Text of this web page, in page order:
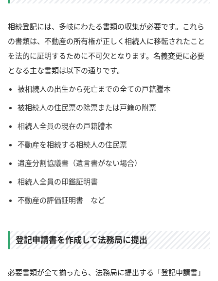
相続登記には、多岐にわたる書類の収集が必要です。これら
の書類は、不動産の所有権が正しく相続人に移転されたこと
を法的に証明するために不可欠となります。名義変更に必要
となる主な書類は以下の通りです。
被相続人の出生から死亡までの全ての戸籍謄本
被相続人の住民票の除票または戸籍の附票
相続人全員の現在の戸籍謄本
不動産を相続する相続人の住民票
遺産分割協議書（遺言書がない場合）
相続人全員の印鑑証明書
不動産の評価証明書 など
登記申請書を作成して法務局に提出
必要書類が全て揃ったら、法務局に提出する「登記申請書」